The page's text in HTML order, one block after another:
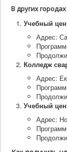
В других
Учебный
Адрес:
Колледж
Адрес:
Учебный
Адрес: